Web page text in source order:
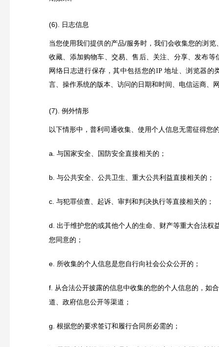
(6). 日志信息
当您使用我们提供的产品/服务时，我们会收集您的浏览
收藏、添加购物车、交易、售后、关注、分享、发布等
网络日志进行保存，其中包括您的IP 地址、浏览器的
言、操作系统的版本、访问的日期和时间、电信运商、
(7). 例外情形
以下情形中，普利司通收集、使用个人信息无需征得您
a. 与国家安全、国防安全直接相关的；
b. 与公共安全、公共卫生、重大公共利益直接相关的；
c. 与犯罪侦查、起诉、审判和判决执行等直接相关的；
d. 出于维护您的或其他个人的生命、财产等重大合法权
您同意的；
e. 所收集的个人信息是您自行向社会公众公开的；
f.
从合法公开披露的信息中收集的您的个人信息的，如
道、政府信息公开等渠道；
g. 根据您的要求签订和履行合同所必需的；